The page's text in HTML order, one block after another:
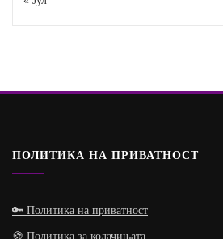
ПОЛИТИКА НА ПРИВАТНОСТ
🔑 Политика на приватност
🍪 Политика за колачињата